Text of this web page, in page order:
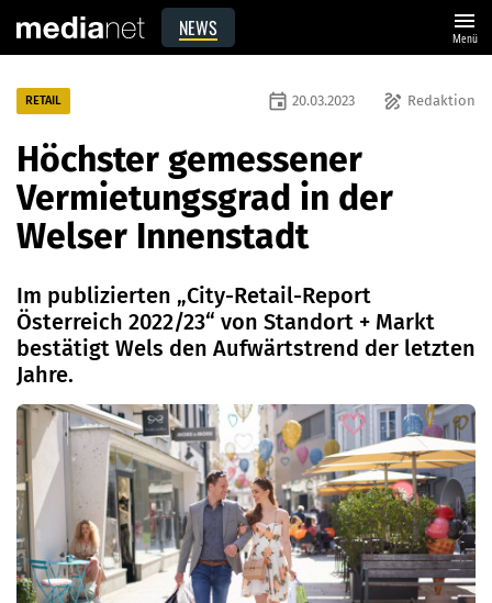
NEWS menu
Menü
RETAIL draw Redaktion
event 20.03.2023
Höchster gemessener
Vermietungsgrad in der
Welser Innenstadt
Im publizierten „City-Retail-Report
Österreich 2022/23“ von Standort + Markt
bestätigt Wels den Aufwärtstrend der letzten
Jahre.